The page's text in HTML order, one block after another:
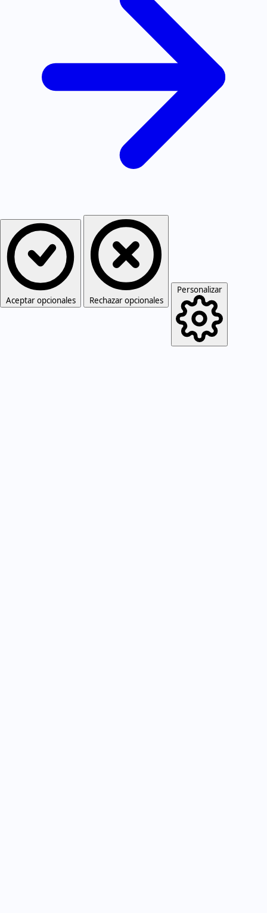
Aceptar opcionales Rechazar opcionales
Personalizar